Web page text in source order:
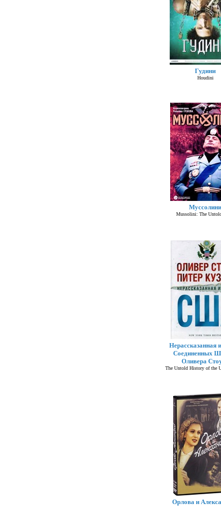
Гудини
Houdini
Муссолини
Mussolini: The
Нерассказанная
Соединенных
Оливера
The Untold History of the
Орлова и